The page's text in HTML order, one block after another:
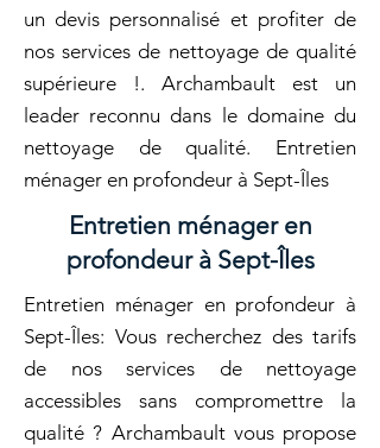
un devis personnalisé et profiter de
nos services de nettoyage de qualité
supérieure !. Archambault est un
leader reconnu dans le domaine du
nettoyage de qualité. Entretien
ménager en profondeur à Sept-Îles
Entretien ménager en
profondeur à Sept-Îles
Entretien ménager en profondeur à
Sept-Îles: Vous recherchez des tarifs
de nos services de nettoyage
accessibles sans compromettre la
qualité ? Archambault vous propose